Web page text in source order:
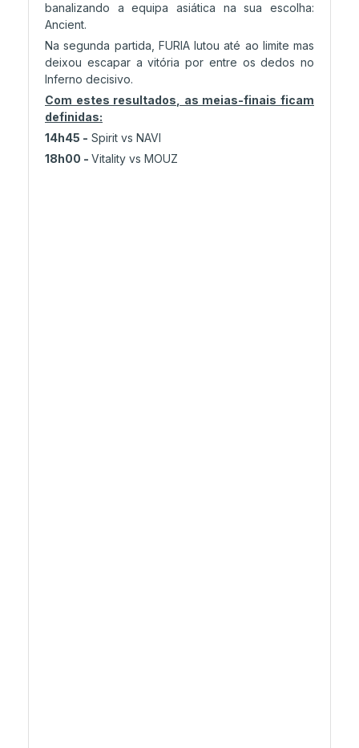
banalizando a equipa asiática na sua escolha:
Ancient.
Na segunda partida, FURIA lutou até ao limite mas
deixou escapar a vitória por entre os dedos no
Inferno decisivo.
Com estes resultados, as meias-finais ficam
definidas:
14h45 - Spirit vs NAVI
18h00 - Vitality vs MOUZ